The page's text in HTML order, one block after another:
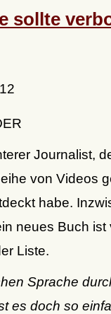
sollte
Journalist,
von Videos
habe.
neues Buch ist
Liste.
Sprache
es doch so